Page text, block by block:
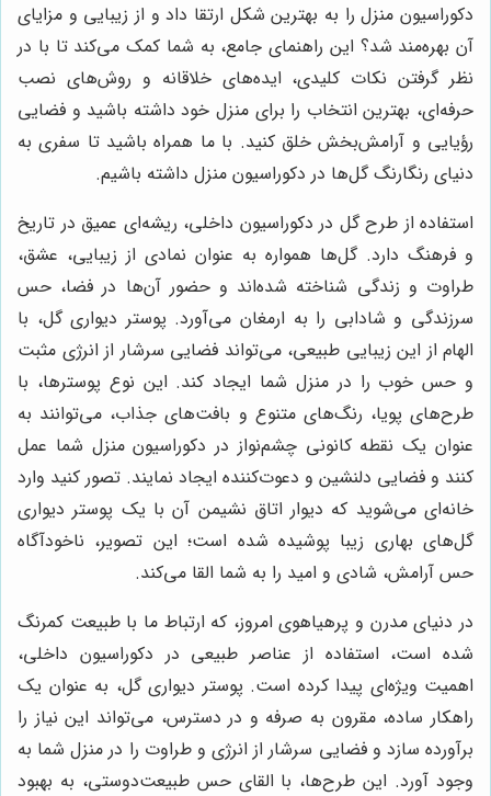
دکوراسیون منزل را به بهترین شکل ارتقا داد و از زیبایی و مزایای
آن بهره‌مند شد؟ این راهنمای جامع، به شما کمک می‌کند تا با در
نظر گرفتن نکات کلیدی، ایده‌های خلاقانه و روش‌های نصب
حرفه‌ای، بهترین انتخاب را برای منزل خود داشته باشید و فضایی
رؤیایی و آرامش‌بخش خلق کنید. با ما همراه باشید تا سفری به
دنیای رنگارنگ گل‌ها در دکوراسیون منزل داشته باشیم.
استفاده از طرح گل در دکوراسیون داخلی، ریشه‌ای عمیق در تاریخ
و فرهنگ دارد. گل‌ها همواره به عنوان نمادی از زیبایی، عشق،
طراوت و زندگی شناخته شده‌اند و حضور آن‌ها در فضا، حس
سرزندگی و شادابی را به ارمغان می‌آورد. پوستر دیواری گل، با
الهام از این زیبایی طبیعی، می‌تواند فضایی سرشار از انرژی مثبت
و حس خوب را در منزل شما ایجاد کند. این نوع پوسترها، با
طرح‌های پویا، رنگ‌های متنوع و بافت‌های جذاب، می‌توانند به
عنوان یک نقطه کانونی چشم‌نواز در دکوراسیون منزل شما عمل
کنند و فضایی دلنشین و دعوت‌کننده ایجاد نمایند. تصور کنید وارد
خانه‌ای می‌شوید که دیوار اتاق نشیمن آن با یک پوستر دیواری
گل‌های بهاری زیبا پوشیده شده است؛ این تصویر، ناخودآگاه
حس آرامش، شادی و امید را به شما القا می‌کند.
در دنیای مدرن و پرهیاهوی امروز، که ارتباط ما با طبیعت کمرنگ
شده است، استفاده از عناصر طبیعی در دکوراسیون داخلی،
اهمیت ویژه‌ای پیدا کرده است. پوستر دیواری گل، به عنوان یک
راهکار ساده، مقرون به صرفه و در دسترس، می‌تواند این نیاز را
برآورده سازد و فضایی سرشار از انرژی و طراوت را در منزل شما به
وجود آورد. این طرح‌ها، با القای حس طبیعت‌دوستی، به بهبود